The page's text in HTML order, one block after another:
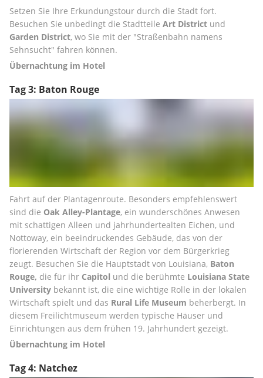
Setzen Sie Ihre Erkundungstour durch die Stadt fort.
Besuchen Sie unbedingt die Stadtteile Art District
Garden District, wo Sie mit der "Straßenbahn namens
Sehnsucht" fahren können.
Übernachtung im Hotel
Tag 3: Baton Rouge
Fahrt auf der Plantagenroute. Besonders empfehlenswert
sind die Oak Alley-Plantage, ein wunderschönes Anwesen
mit schattigen Alleen und jahrhundertealten Eichen, und
Nottoway, ein beeindruckendes Gebäude, das von der
florierenden Wirtschaft der Region vor dem Bürgerkrieg
zeugt. Besuchen Sie die Hauptstadt von Louisiana, Baton
Rouge, die für ihr Capitol und die berühmte Louisiana State
University bekannt ist, die eine wichtige Rolle in der lokalen
Wirtschaft spielt und das Rural Life Museum beherbergt. In
diesem Freilichtmuseum werden typische Häuser und
Einrichtungen aus dem frühen 19. Jahrhundert gezeigt.
Übernachtung im Hotel
Tag 4: Natchez